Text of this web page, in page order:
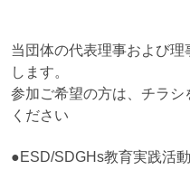
当団体の代表理事および
します。
参加ご希望の方は、チラ
ください
●ESD/SDGHs教育実践活